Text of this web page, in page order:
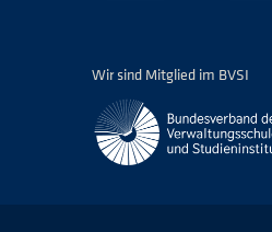
Wir sind Mitglied im BVSI